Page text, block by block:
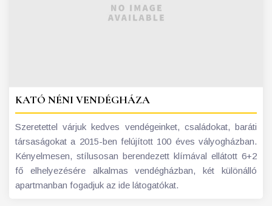
KATÓ NÉNI VENDÉGHÁZA
Szeretettel várjuk kedves vendégeinket, családokat, baráti
társaságokat a 2015-ben felújított 100 éves vályogházban.
Kényelmesen, stílusosan berendezett klímával ellátott 6+2
fő elhelyezésére alkalmas vendégházban, két különálló
apartmanban fogadjuk az ide látogatókat.